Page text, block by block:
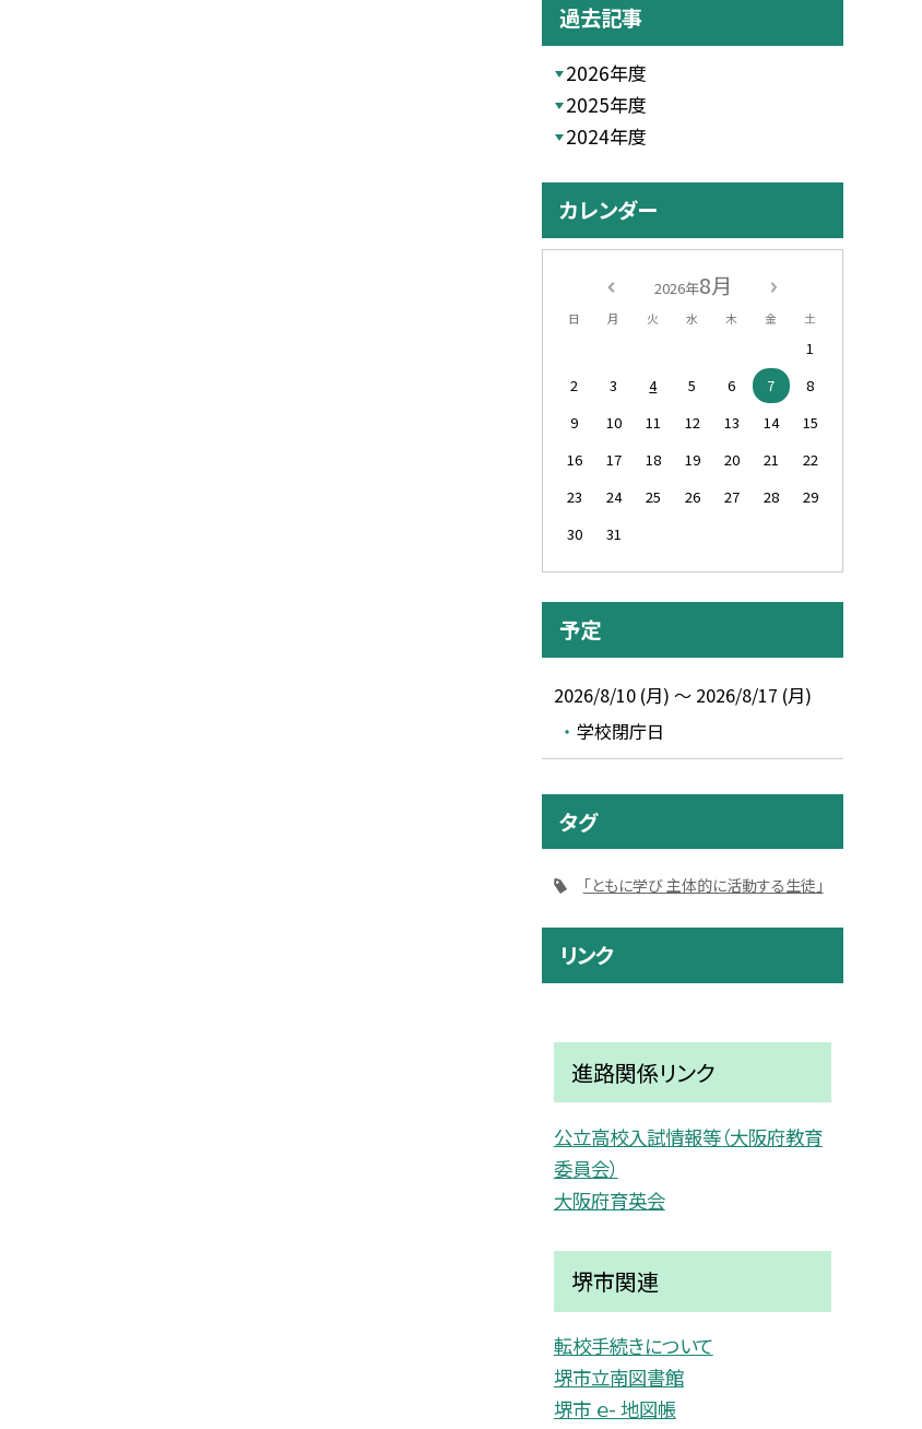
過去記事
2026年度
2025年度
2024年度
カレンダー
2026年8月
日 月 火 水 木 金 土
1
2
3 4 5 6 7
8
9
10 11 12 13 14
15
16
17 18 19 20 21
22
23
24 25 26 27 28
29
30
31
予定
2026/8/10 (月) ～ 2026/8/17 (月)
学校閉庁日
タグ
「ともに学び 主体的に活動する生徒」
リンク
進路関係リンク
公立高校入試情報等（大阪府教育
委員会）
大阪府育英会
堺市関連
転校手続きについて
堺市立南図書館
堺市 ｅ- 地図帳